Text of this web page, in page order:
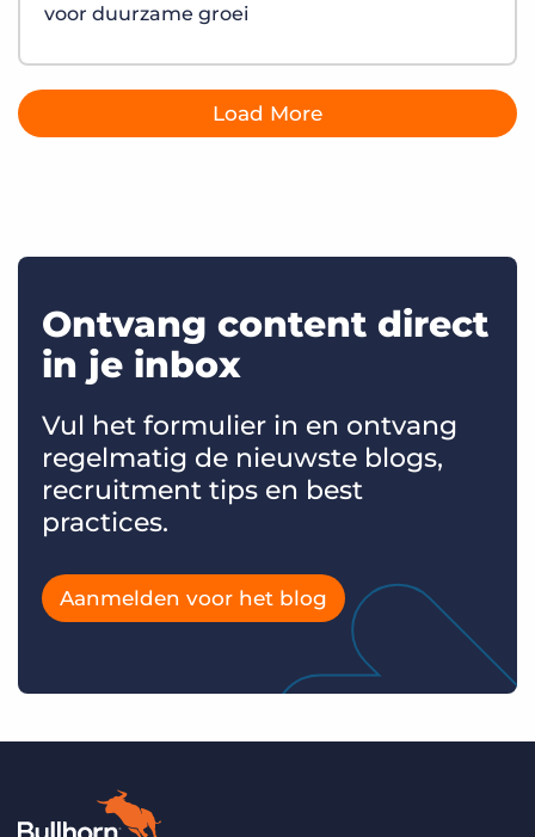
voor duurzame groei
Load More
Ontvang content direct
in je inbox
Vul het formulier in en ontvang
regelmatig de nieuwste blogs,
recruitment tips en best
practices.
Aanmelden voor het blog